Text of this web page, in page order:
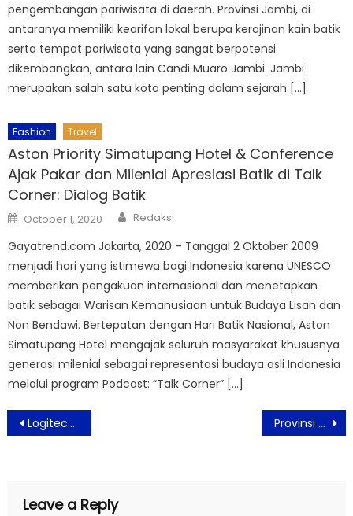
pengembangan pariwisata di daerah. Provinsi Jambi, di
antaranya memiliki kearifan lokal berupa kerajinan kain batik
serta tempat pariwisata yang sangat berpotensi
dikembangkan, antara lain Candi Muaro Jambi. Jambi
merupakan salah satu kota penting dalam sejarah […]
Fashion Travel
Aston Priority Simatupang Hotel & Conference
Ajak Pakar dan Milenial Apresiasi Batik di Talk
Corner: Dialog Batik
Posted
on
October 1, 2020 Author
Redaksi
Gayatrend.com Jakarta, 2020 – Tanggal 2 Oktober 2009
menjadi hari yang istimewa bagi Indonesia karena UNESCO
memberikan pengakuan internasional dan menetapkan
batik sebagai Warisan Kemanusiaan untuk Budaya Lisan dan
Non Bendawi. Bertepatan dengan Hari Batik Nasional, Aston
Simatupang Hotel mengajak seluruh masyarakat khususnya
generasi milenial sebagai representasi budaya asli Indonesia
melalui program Podcast: “Talk Corner” […]
Post
navigation
Logitech G PRO X Superlight Tampilkan Teknologi Generasi Terkini Provinsi Gangwon Terapkan Standar Keamanan dan Kebersihan Pariwisata Terbaru
Leave a Reply